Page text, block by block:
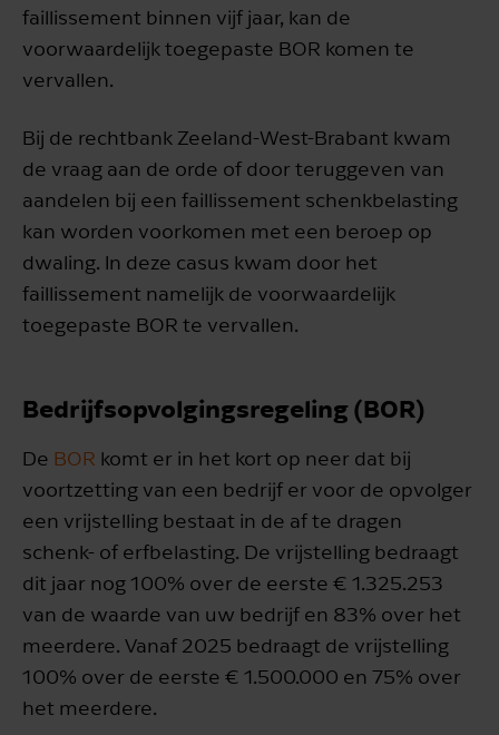
faillissement binnen vijf jaar, kan de
voorwaardelijk toegepaste BOR komen te
vervallen.
Bij de rechtbank Zeeland-West-Brabant kwam
de vraag aan de orde of door teruggeven van
aandelen bij een faillissement schenkbelasting
kan worden voorkomen met een beroep op
dwaling. In deze casus kwam door het
faillissement namelijk de voorwaardelijk
toegepaste BOR te vervallen.
Bedrijfsopvolgingsregeling (BOR)
De BOR komt er in het kort op neer dat bij
voortzetting van een bedrijf er voor de opvolger
een vrijstelling bestaat in de af te dragen
schenk- of erfbelasting. De vrijstelling bedraagt
dit jaar nog 100% over de eerste € 1.325.253
van de waarde van uw bedrijf en 83% over het
meerdere. Vanaf 2025 bedraagt de vrijstelling
100% over de eerste € 1.500.000 en 75% over
het meerdere.